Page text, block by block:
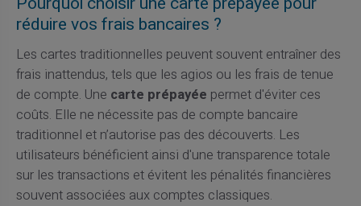
réduire vos frais bancaires ?
Les cartes traditionnelles peuvent souvent entraîner des
frais inattendus, tels que les agios ou les frais de tenue
de compte. Une carte prépayée permet d'éviter ces
coûts. Elle ne nécessite pas de compte bancaire
traditionnel et n’autorise pas des découverts. Les
utilisateurs bénéficient ainsi d'une transparence totale
sur les transactions et évitent les pénalités financières
souvent associées aux comptes classiques.